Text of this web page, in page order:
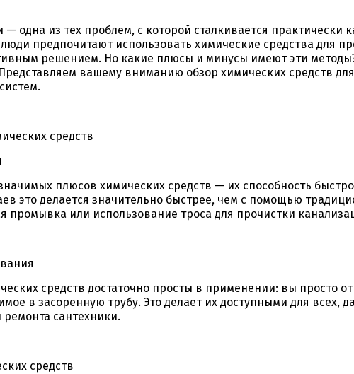
— одна из тех проблем, с которой сталкивается практически
предпочитают использовать химические средства для
решением. Но какие плюсы и минусы имеют эти методы?
вашему вниманию обзор химических средств
средств
плюсов химических средств — их способность
это делается значительно быстрее, чем с помощью
промывка или использование троса для прочистки
средств достаточно просты в применении: вы просто
в засоренную трубу. Это делает их доступными для всех,
сантехники.
средств